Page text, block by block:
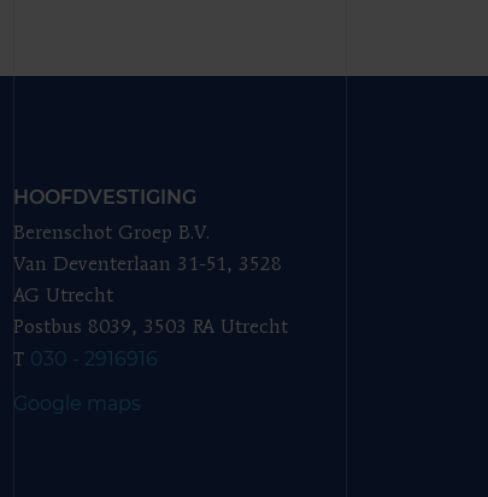
HOOFDVESTIGING
Berenschot Groep B.V.
Van Deventerlaan 31-51, 3528
AG Utrecht
Postbus 8039, 3503 RA Utrecht
T 030 - 2916916
Google maps